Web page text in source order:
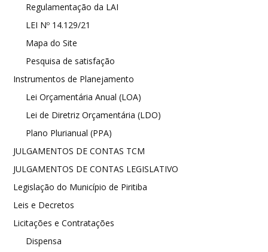
Regulamentação da LAI
LEI Nº 14.129/21
Mapa do Site
Pesquisa de satisfação
Instrumentos de Planejamento
Lei Orçamentária Anual (LOA)
Lei de Diretriz Orçamentária (LDO)
Plano Plurianual (PPA)
JULGAMENTOS DE CONTAS TCM
JULGAMENTOS DE CONTAS LEGISLATIVO
Legislação do Município de Piritiba
Leis e Decretos
Licitações e Contratações
Dispensa